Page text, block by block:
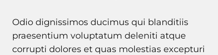
Odio dignissimos ducimus qui blanditiis
praesentium voluptatum deleniti atque
corrupti dolores et quas molestias excepturi